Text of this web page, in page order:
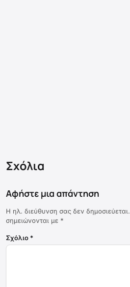
Σχόλια
Αφήστε μια απάντηση
Η ηλ. διεύθυνση σας δεν δημοσιεύεται.
σημειώνονται με *
Σχόλιο *